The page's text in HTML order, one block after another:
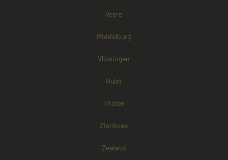
Veere
Middelburg
Vlissingen
Hulst
Tholen
Zierikzee
Zeeland